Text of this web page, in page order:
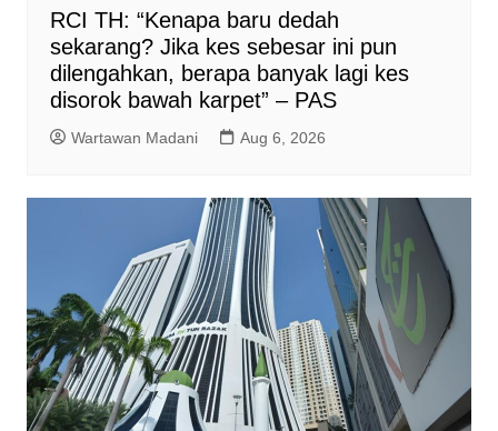
RCI TH: “Kenapa baru dedah
sekarang? Jika kes sebesar ini pun
dilengahkan, berapa banyak lagi kes
disorok bawah karpet” – PAS
Wartawan Madani Aug 6, 2026